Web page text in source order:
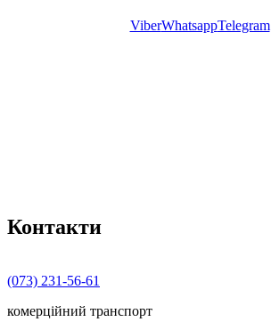
ViberWhatsappTelegram
Контакти
(073) 231-56-61
комерційний транспорт